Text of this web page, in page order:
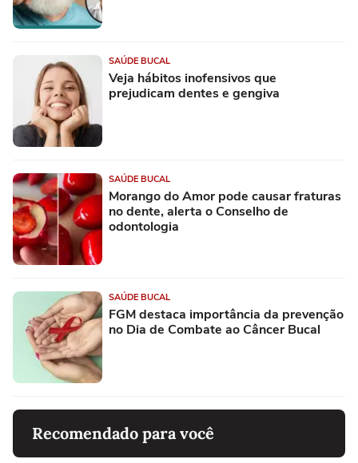
SAÚDE BUCAL
Veja hábitos inofensivos que
prejudicam dentes e gengiva
SAÚDE BUCAL
Morango do Amor pode causar fraturas
no dente, alerta o Conselho de
odontologia
SAÚDE BUCAL
FGM destaca importância da prevenção
no Dia de Combate ao Câncer Bucal
Recomendado para você